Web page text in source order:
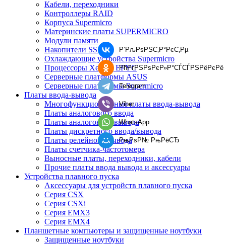
Кабели, переходники
Контроллеры RAID
Корпуса Supermicro
Материнские платы SUPERMICRO
Модули памяти
Накопители SSD
Охлаждающие устройства Supermicro
Процессоры Xeon и EPYC
Серверные платформы ASUS
Серверные платформы Supermicro
Платы ввода-вывода
Многофункциональные платы ввода-вывода
Платы аналогового ввода
Платы аналогового вывода
Платы дискретного ввода/вывода
Платы релейного вывода
Платы счетчика-частотомера
Выносные платы, переходники, кабели
Прочие платы ввода вывода и аксессуары
Устройства плавного пуска
Аксессуары для устройств плавного пуска
Серия CSX
Серия CSXi
Серия EMX3
Серия EMX4
Планшетные компьютеры и защищенные ноутбуки
Защищенные ноутбуки
Р’РљРѕРЅС‚Р°РєС‚Рµ
РћРґРЅРѕРєР»Р°СЃСЃРЅРёРєРё
Telegram
Viber
WhatsApp
РњРѕР№ РњРёСЂ